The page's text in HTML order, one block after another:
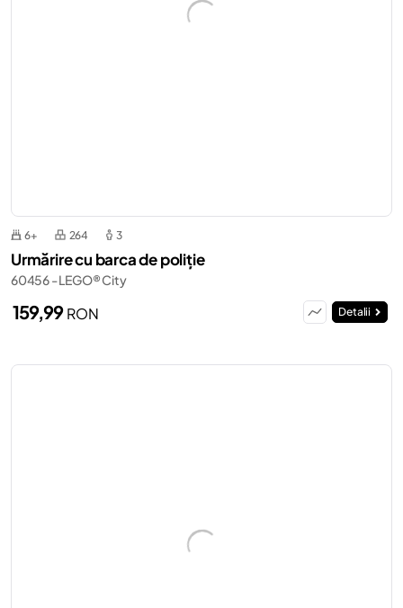
6+ 264 3
Urmărire cu barca de poliție
60456 - LEGO® City
159,99RON Detalii